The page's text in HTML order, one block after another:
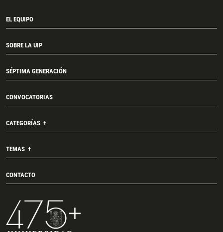
EL EQUIPO
SOBRE LA UIP
SÉPTIMA GENERACIÓN
CONVOCATORIAS
CATEGORÍAS
TEMAS
CONTACTO